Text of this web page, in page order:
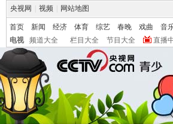
央视网 视频 网站地图
首页 新闻 经济 体育 综艺 春晚 戏曲 音
电视
频道大全 栏目大全 节目大全 直播